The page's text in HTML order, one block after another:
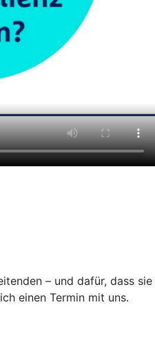
– und dafür, dass sie
einen Termin mit uns.